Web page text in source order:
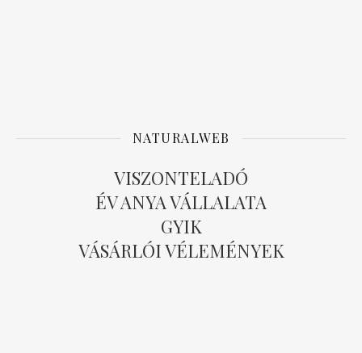
NATURALWEB
VISZONTELADÓ
ÉV ANYA VÁLLALATA
GYIK
VÁSÁRLÓI VÉLEMÉNYEK